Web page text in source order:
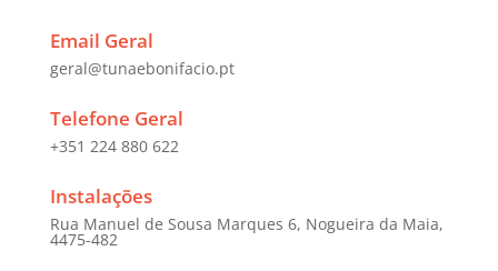
Email Geral
geral@tunaebonifacio.pt
Telefone Geral
+351 224 880 622
Instalações
Rua Manuel de Sousa Marques 6, Nogueira da Maia,
4475-482